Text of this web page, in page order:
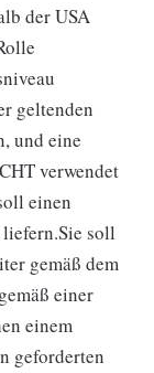
der USA
geltenden
und eine
verwendet
einen
soll
gemäß dem
einer
einem
geforderten